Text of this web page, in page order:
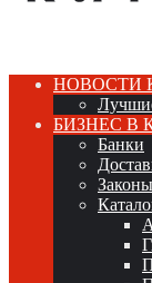
НОВОСТИ
БИЗНЕС В
Банки
Законы